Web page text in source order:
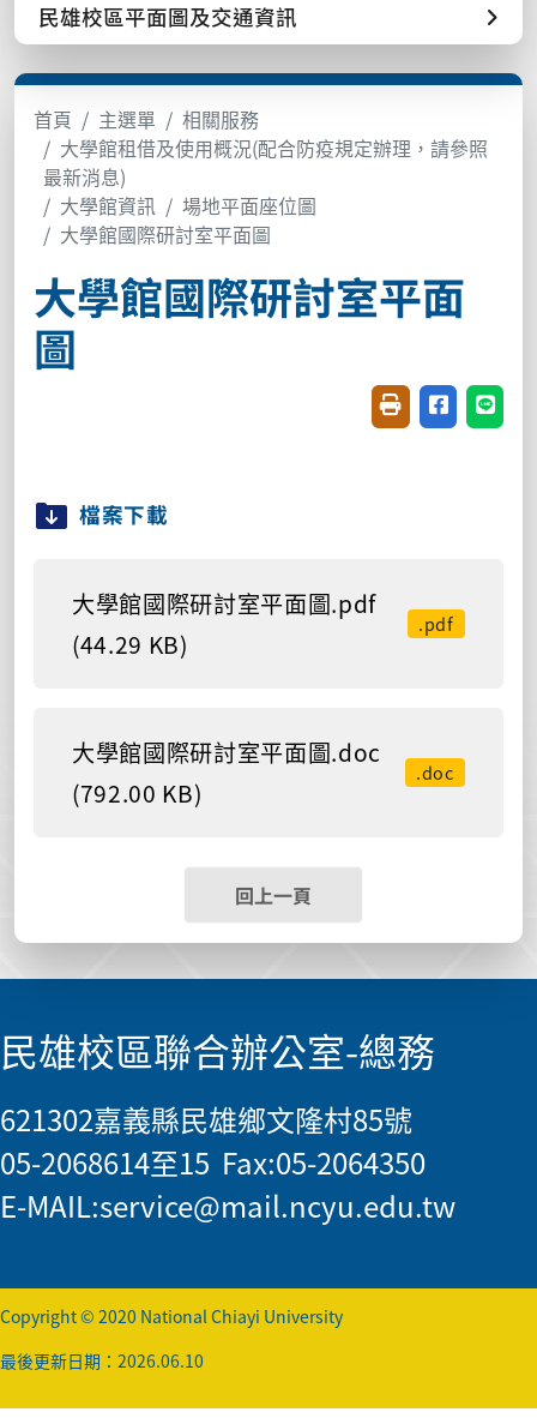
民雄校區平面圖及交通資訊
首頁 主選單
相關服務
大學館租借及使用概況(配合防疫規定辦理，請參照
最新消息)
大學館資訊
場地平面座位圖
大學館國際研討室平面圖
大學館國際研討室平面
圖
友善列印(開新視
分享至臉書
分享
檔案下載
大學館國際研討室平面圖.pdf
(44.29 KB)
.pdf
大學館國際研討室平面圖.doc
(792.00 KB)
.doc
回上一頁
民雄校區聯合辦公室-總務
621302嘉義縣民雄鄉文隆村85號
05-2068614至15 Fax:05-2064350
E-MAIL:service@mail.ncyu.edu.tw
Copyright © 2020 National Chiayi University
最後更新日期：2026.06.10